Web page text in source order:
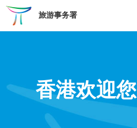
跳至主要内容
旅游事务署
香港欢迎您